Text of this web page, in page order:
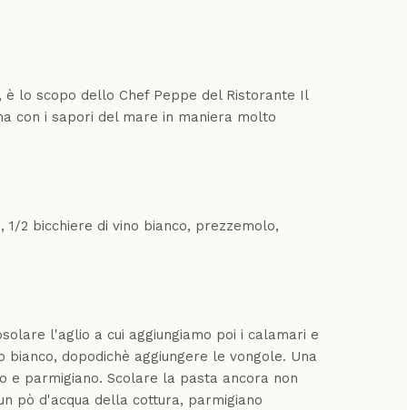
lo scopo dello Chef Peppe del Ristorante Il
con i sapori del mare in maniera molto
2 bicchiere di vino bianco, prezzemolo,
l'aglio a cui aggiungiamo poi i calamari e
dopodichè aggiungere le vongole. Una
e parmigiano. Scolare la pasta ancora non
pò d'acqua della cottura, parmigiano